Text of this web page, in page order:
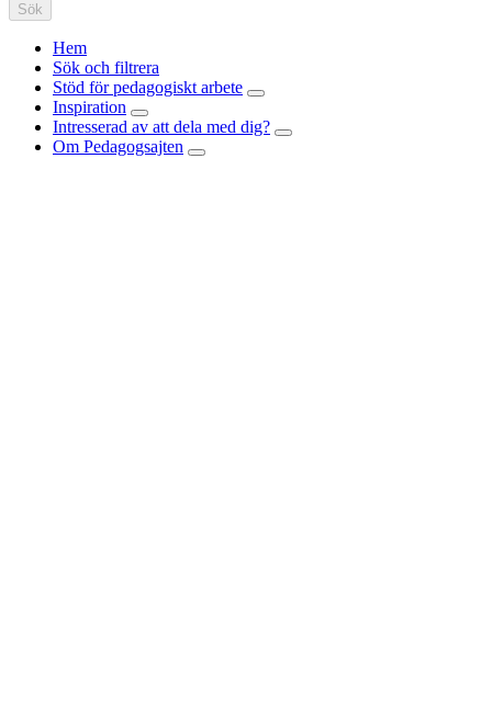
Sök
Hem
Sök och filtrera
Stöd för pedagogiskt arbete
Inspiration
Intresserad av att dela med dig?
Om Pedagogsajten